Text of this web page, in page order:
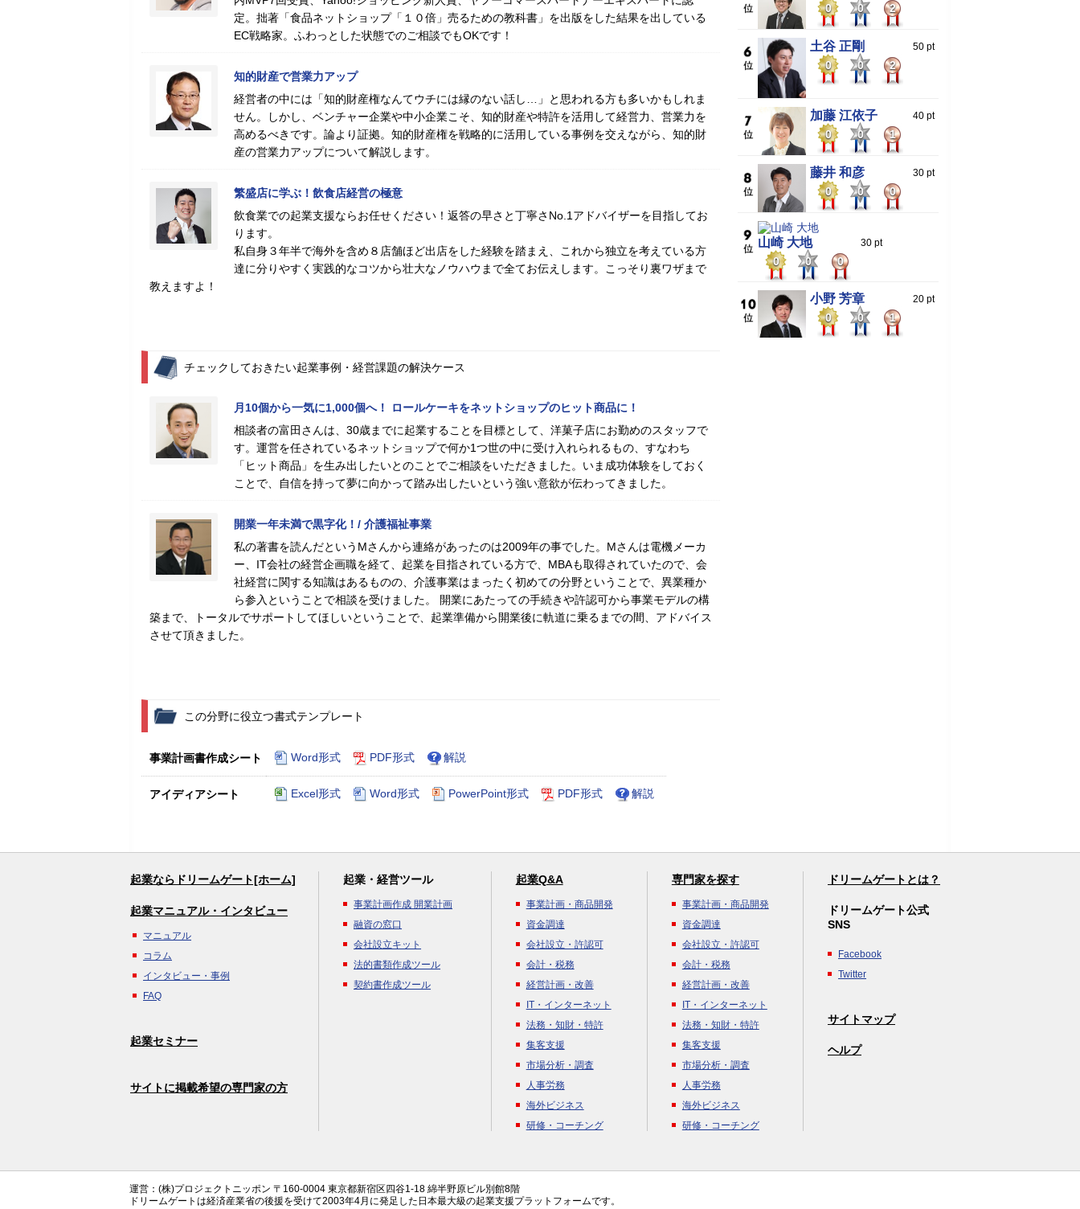
定。拙著「食品ネットショップ「１０倍」売るための教科書」を出版をした結果を出している
EC戦略家。ふわっとした状態でのご相談でもOKです！
知的財産で営業力アップ
経営者の中には「知的財産権なんてウチには縁のない話し…」と思われる方も多いかもしれま
せん。しかし、ベンチャー企業や中小企業こそ、知的財産や特許を活用して経営力、営業力を
高めるべきです。論より証拠。知的財産権を戦略的に活用している事例を交えながら、知的財
産の営業力アップについて解説します。
繁盛店に学ぶ！飲食店経営の極意
飲食業での起業支援ならお任せください！返答の早さと丁寧さNo.1アドバイザーを目指してお
ります。
私自身３年半で海外を含め８店舗ほど出店をした経験を踏まえ、これから独立を考えている方
達に分りやすく実践的なコツから壮大なノウハウまで全てお伝えします。こっそり裏ワザまで
教えますよ！
チェックしておきたい起業事例・経営課題の解決ケース
月10個から一気に1,000個へ！ ロールケーキをネットショップのヒット商品に！
相談者の富田さんは、30歳までに起業することを目標として、洋菓子店にお勤めのスタッフで
す。運営を任されているネットショップで何か1つ世の中に受け入れられるもの、すなわち
「ヒット商品」を生み出したいとのことでご相談をいただきました。いま成功体験をしておく
ことで、自信を持って夢に向かって踏み出したいという強い意欲が伝わってきました。
開業一年未満で黒字化！/ 介護福祉事業
私の著書を読んだというMさんから連絡があったのは2009年の事でした。Mさんは電機メーカ
ー、IT会社の経営企画職を経て、起業を目指されている方で、MBAも取得されていたので、会
社経営に関する知識はあるものの、介護事業はまったく初めての分野ということで、異業種か
ら参入ということで相談を受けました。 開業にあたっての手続きや許認可から事業モデルの構
築まで、トータルでサポートしてほしいということで、起業準備から開業後に軌道に乗るまでの間、アドバイス
させて頂きました。
この分野に役立つ書式テンプレート
事業計画書作成シート Word形式 PDF形式 解説
アイディアシート Excel形式 Word形式 PowerPoint形式 PDF形式 解説
0 0 2
土谷 正剛 50 pt
0 0 2
加藤 江依子 40 pt
0 0 1
藤井 和彦 30 pt
0 0 0
山崎 大地 30 pt
0 0 0
小野 芳章 20 pt
0 0 1
起業ならドリームゲート[ホーム]
起業マニュアル・インタビュー
マニュアル
コラム
インタビュー・事例
FAQ
起業セミナー
サイトに掲載希望の専門家の方
起業・経営ツール
事業計画作成 開業計画
融資の窓口
会社設立キット
法的書類作成ツール
契約書作成ツール
起業Q&A
事業計画・商品開発
資金調達
会社設立・許認可
会計・税務
経営計画・改善
IT・インターネット
法務・知財・特許
集客支援
市場分析・調査
人事労務
海外ビジネス
研修・コーチング
専門家を探す
事業計画・商品開発
資金調達
会社設立・許認可
会計・税務
経営計画・改善
IT・インターネット
法務・知財・特許
集客支援
市場分析・調査
人事労務
海外ビジネス
研修・コーチング
ドリームゲートとは？
ドリームゲート公式
SNS
Facebook
Twitter
サイトマップ
ヘルプ
運営：(株)プロジェクトニッポン 〒160-0004 東京都新宿区四谷1-18 綿半野原ビル別館8階
ドリームゲートは経済産業省の後援を受けて2003年4月に発足した日本最大級の起業支援プラットフォームです。